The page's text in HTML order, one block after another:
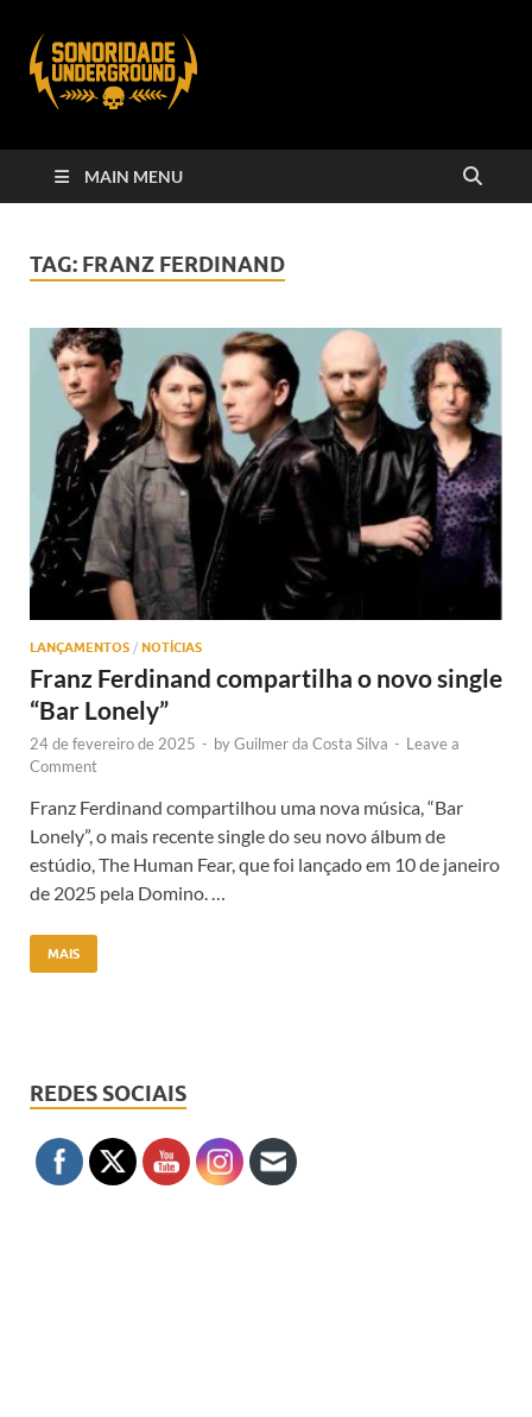
MAIN MENU
TAG: FRANZ FERDINAND
LANÇAMENTOS / NOTÍCIAS
Franz Ferdinand compartilha o novo single
“Bar Lonely”
24 de fevereiro de 2025 - byGuilmer da Costa Silva - Leave a
Comment
Franz Ferdinand compartilhou uma nova música, “Bar
Lonely”, o mais recente single do seu novo álbum de
estúdio, The Human Fear, que foi lançado em 10 de janeiro
de 2025 pela Domino. …
MAIS
REDES SOCIAIS